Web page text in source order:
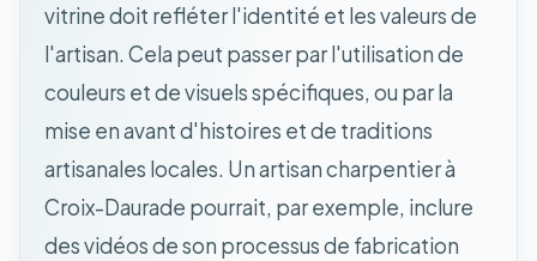
vitrine doit refléter l'identité et les valeurs de
l'artisan. Cela peut passer par l'utilisation de
couleurs et de visuels spécifiques, ou par la
mise en avant d'histoires et de traditions
artisanales locales. Un artisan charpentier à
Croix-Daurade pourrait, par exemple, inclure
des vidéos de son processus de fabrication